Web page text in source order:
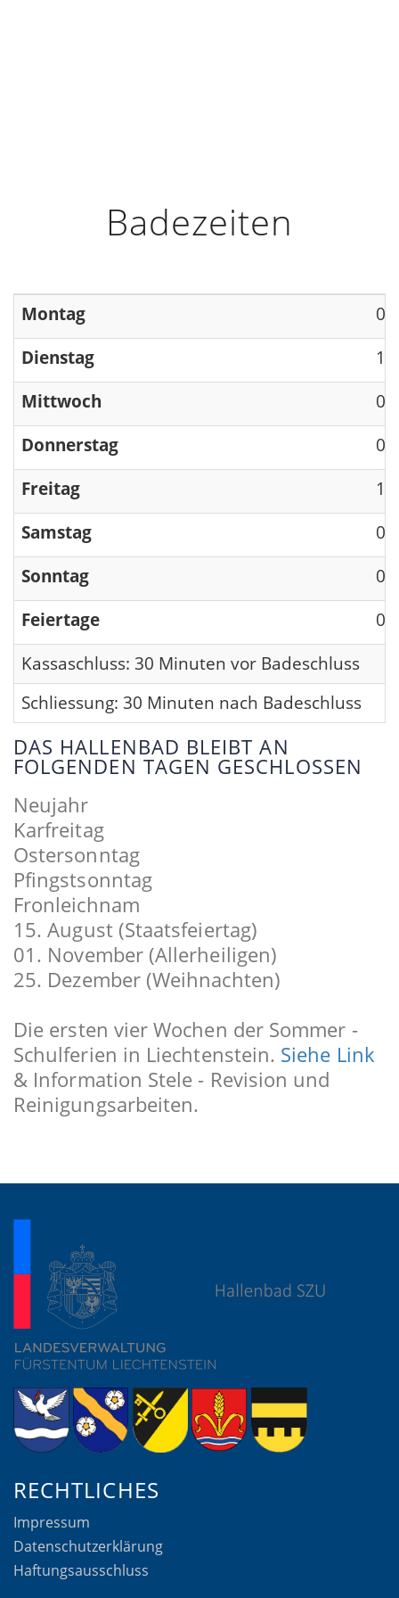
Badezeiten
Montag
Dienstag
Mittwoch
Donnerstag
Freitag
Samstag
Sonntag
Feiertage
Kassaschluss: 30 Minuten vor Badeschluss
Schliessung: 30 Minuten nach Badeschluss
DAS HALLENBAD BLEIBT AN
FOLGENDEN TAGEN GESCHLOSSEN
Neujahr
Karfreitag
Ostersonntag
Pfingstsonntag
Fronleichnam
15. August (Staatsfeiertag)
01. November (Allerheiligen)
25. Dezember (Weihnachten)
Die ersten vier Wochen der Sommer -
Schulferien in Liechtenstein. Siehe Link
& Information Stele - Revision und
Reinigungsarbeiten.
RECHTLICHES
Impressum
Datenschutzerklärung
Haftungsausschluss